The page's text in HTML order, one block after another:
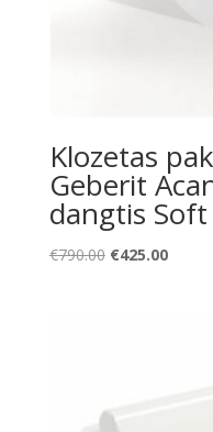
Klozetas
Geberit
dangtis Soft
€790.00 Original
€425.00Current